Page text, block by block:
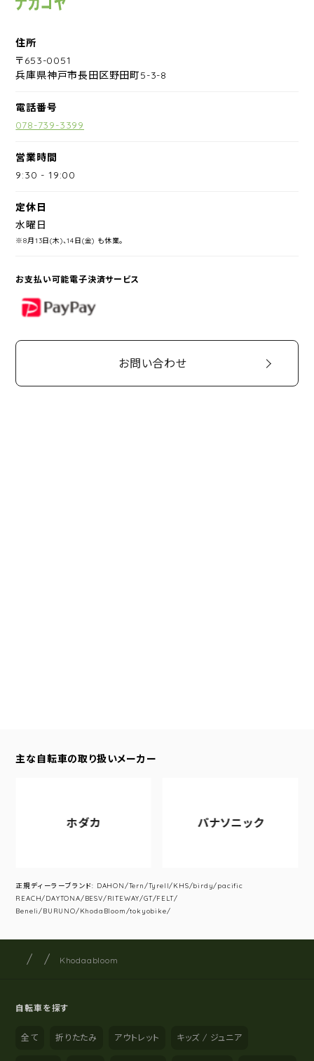
住所
〒653-0051
兵庫県神戸市長田区野田町5-3-8
電話番号
078-739-3399
営業時間
9:30 -19:00
定休日
水曜日
※8月13日(木)、14日(金) も休業。
お支払い可能電子決済サービス
PayPay
お問い合わせ
主な自転車の取り扱いメーカー
ホダカ パナソニック
正規ディーラーブランド: DAHON/Tern/Tyrell/KHS/birdy/pacific
REACH/DAYTONA/BESV/RITEWAY/GT/FELT/
Beneli/BURUNO/KhodaBloom/tokyobike/
サイト内の現在地
サイクルショップナカゴヤ
Khodaabloom
自転車を探す
全て 折りたたみ アウトレット キッズ / ジュニア